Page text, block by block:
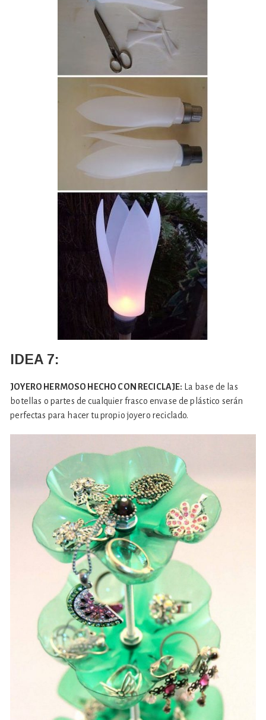
IDEA 7:
JOYERO HERMOSO HECHO CON RECICLAJE:
La base de las
botellas o partes de cualquier frasco envase de plástico serán
perfectas para hacer tu propio joyero reciclado.